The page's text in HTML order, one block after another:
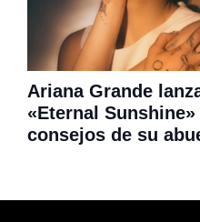
Ariana Grande
«Eternal
consejos de su